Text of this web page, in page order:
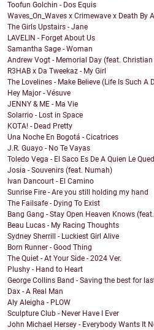
Toofun Golchin - Dos Equis
Waves_On_Waves x Crimewave x Death By
The Girls Upstairs - Jane
LAVELIN - Forget About Us
Samantha Sage - Woman
Andrew Vogt - Memorial Day (feat. Christian
R3HAB x Da Tweekaz - My Girl
The Lovelines - Make Believe (Life Is Such A
Hey Major - Vésuve
JENNY & ME - Ma Vie
Solarrio - Lost in Space
KOTA! - Dead Pretty
Una Noche En Bogotá - Cicatrices
J.R. Guayo - No Te Vayas
Toledo Vega - El Saco Es De A Quien Le
Josia - Souvenirs (feat. Numah)
Ivan Dancourt - El Camino
Sunrise Fire - Are you still holding my hand
The Failsafe - Dying To Exist
Bang Gang - Stay Open Heaven Knows
Beau Lucas - My Racing Thoughts
Sydney Sherrill - Luckiest Girl Alive
Born Runner - Good Thing
The Quiet - At Your Side - 2024 Ver.
Plushy - Hand to Heart
George Collins Band - Saving the best for
Dax - A Real Man
Aly Aleigha - PLOW
Sculpture Club - Never Have I Ever
John Michael Hersey - Everybody Wants It